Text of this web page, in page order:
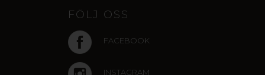
FÖLJ OSS
FACEBOOK
INSTAGRAM